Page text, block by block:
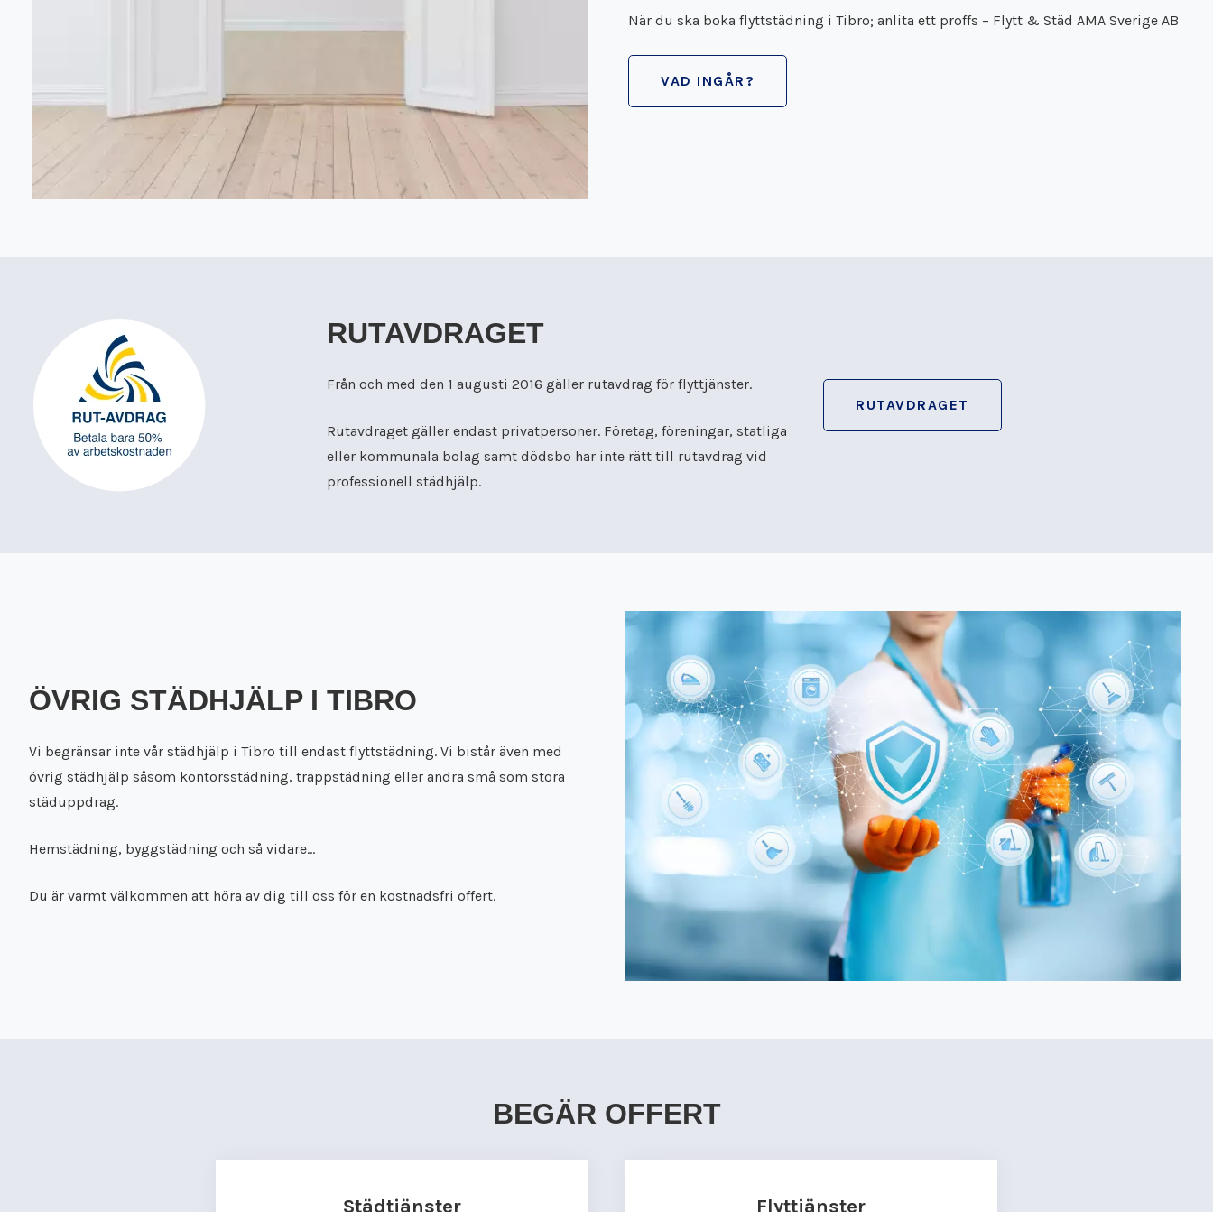
När du ska boka flyttstädning i Tibro; anlita ett proffs – Flytt & Städ AMA Sverige AB
VAD INGÅR?
RUTAVDRAGET
Från och med den 1 augusti 2016 gäller rutavdrag för flyttjänster.
Rutavdraget gäller endast privatpersoner. Företag, föreningar, statliga
eller kommunala bolag samt dödsbo har inte rätt till rutavdrag vid
professionell städhjälp.
RUTAVDRAGET
ÖVRIG STÄDHJÄLP I TIBRO
Vi begränsar inte vår städhjälp i Tibro till endast flyttstädning. Vi bistår även med
övrig städhjälp såsom kontorsstädning, trappstädning eller andra små som stora
städuppdrag.
Hemstädning, byggstädning och så vidare…
Du är varmt välkommen att höra av dig till oss för en kostnadsfri offert.
BEGÄR OFFERT
Städtjänster Flyttjänster